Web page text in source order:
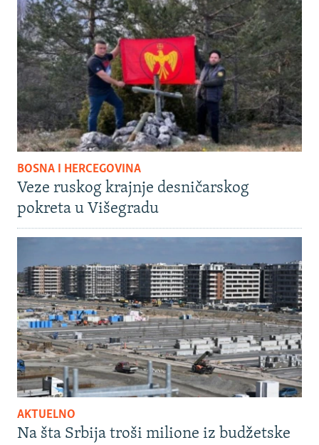
BOSNA I HERCEGOVINA
Veze ruskog krajnje desničarskog
pokreta u Višegradu
AKTUELNO
Na šta Srbija troši milione iz budžetske